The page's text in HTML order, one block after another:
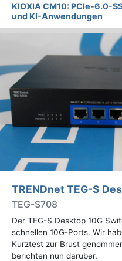
KIOXIA CM10: PCIe-6.0-
und KI-Anwendungen
TRENDnet TEG-S
TEG-S708
Der TEG-S Desktop 10G
schnellen 10G-Ports. Wir
Kurztest zur Brust
berichten nun darüber.